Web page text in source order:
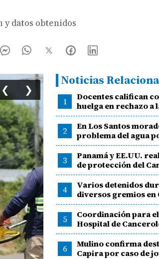
y datos obtenidos
❮ ❯
Noticias
1
Docentes califican
huelga en rechazo a
2
En Los Santos
problema del agua
3
Panamá y EE.UU.
de protección del
4
Varios detenidos
diversos gremios en
5
Coordinación para
Hospital de
6
Mulino confirma
Capira por caso de